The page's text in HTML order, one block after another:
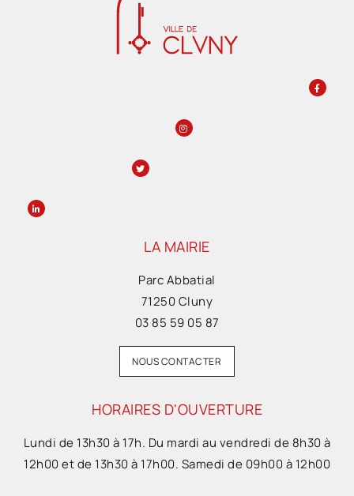
LA MAIRIE
Parc Abbatial
71250 Cluny
03 85 59 05 87
NOUS CONTACTER
HORAIRES D'OUVERTURE
Lundi de 13h30 à 17h. Du mardi au vendredi de 8h30 à
12h00 et de 13h30 à 17h00. Samedi de 09h00 à 12h00